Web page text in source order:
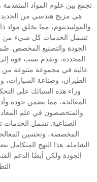
تجمع بين علوم المواد
هي مزيج هندسي من الحديد
والموليبدينوم، مما يخلق
تشمل الخدمات كل شيء من
الجودة والتصنيع المخصص.
المحددة، وتقدم نسب قوة إلى
عالية في مجموعة متنوعة
الطيران، وصناعة السيارات،
وراء هذه السبائك على
المعالجة، مما يضمن جودة
والمتخصصون في علم المعادن
الصناعية. تشمل الخدمات
المخصصة، وتحسين
الشاملة. هذا النهج المتكامل
الجودة ولكن أيضًا الدعم